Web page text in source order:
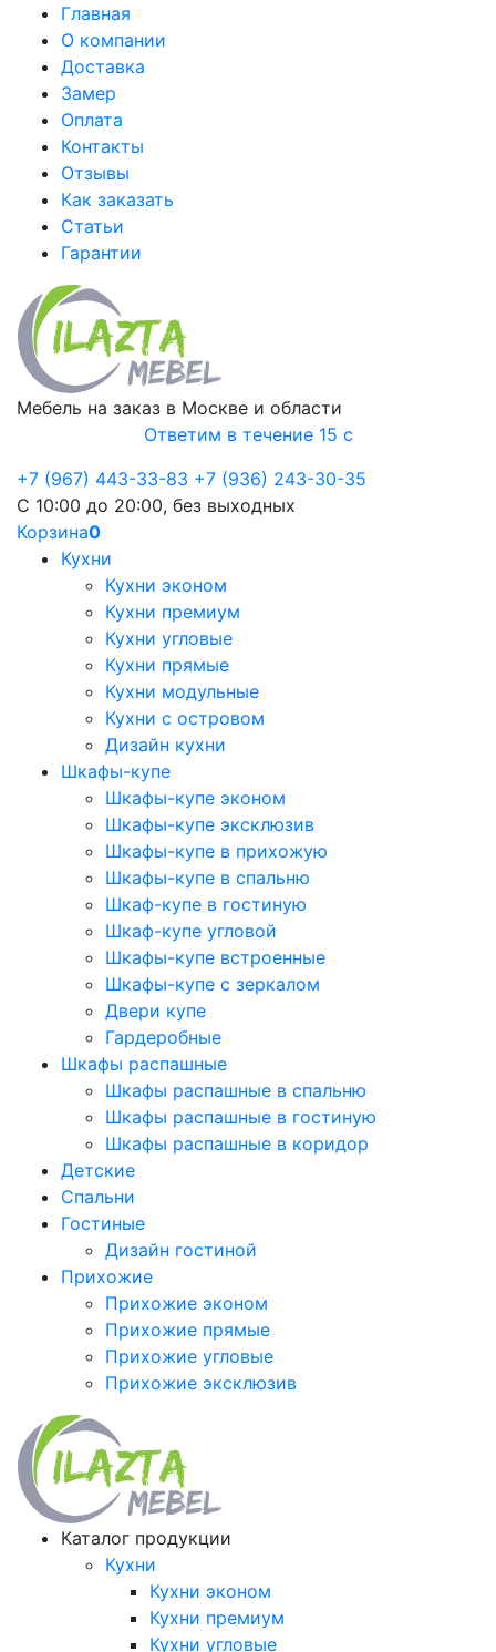
Главная
О компании
Доставка
Замер
Оплата
Контакты
Отзывы
Как заказать
Статьи
Гарантии
Мебель на заказ в Москве и области
Ответим в течение 15 с
+7 (967) 443-33-83 +7 (936) 243-30-35
С 10:00 до 20:00, без выходных
Корзина0
Кухни
Кухни эконом
Кухни премиум
Кухни угловые
Кухни прямые
Кухни модульные
Кухни с островом
Дизайн кухни
Шкафы-купе
Шкафы-купе эконом
Шкафы-купе эксклюзив
Шкафы-купе в прихожую
Шкафы-купе в спальню
Шкаф-купе в гостиную
Шкаф-купе угловой
Шкафы-купе встроенные
Шкафы-купе с зеркалом
Двери купе
Гардеробные
Шкафы распашные
Шкафы распашные в спальню
Шкафы распашные в гостиную
Шкафы распашные в коридор
Детские
Спальни
Гостиные
Дизайн гостиной
Прихожие
Прихожие эконом
Прихожие прямые
Прихожие угловые
Прихожие эксклюзив
Каталог продукции
Кухни
Кухни эконом
Кухни премиум
Кухни угловые